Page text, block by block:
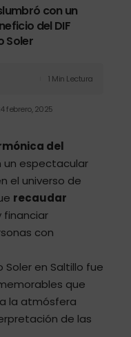
con un
del DIF
Soler
febrero, 2025
1 Min Lectura
del
un espectacular
el universo de
recaudar
financiar
con
Soler en Saltillo fue
que
la atmósfera
de las